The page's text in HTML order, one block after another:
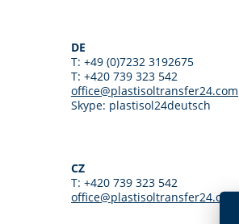
DE
T: +49 (0)7232 3192675
T: +420 739 323 542
office@plastisoltransfer24.com
Skype: plastisol24deutsch
CZ
T: +420 739 323 542
office@plastisoltransfer24.com